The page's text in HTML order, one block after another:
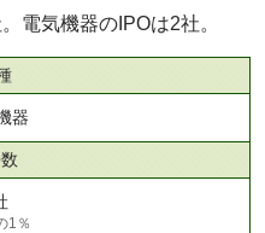
電気機器のIPOは2社。
器
1％